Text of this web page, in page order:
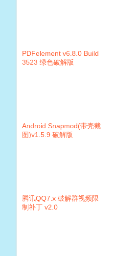
PDFelement v6.8.0 Build
3523 绿色破解版
Android Snapmod(带壳截
图)v1.5.9 破解版
腾讯QQ7.x 破解群视频限
制补丁 v2.0